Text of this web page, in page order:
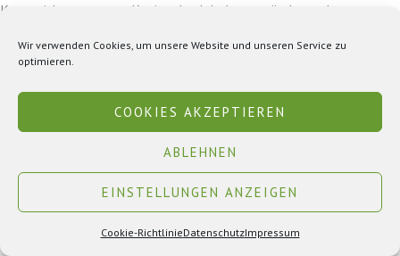
Wir verwenden Cookies, um unsere Website und unseren Service zu
optimieren.
COOKIES AKZEPTIEREN
ABLEHNEN
EINSTELLUNGEN ANZEIGEN
Cookie-RichtlinieDatenschutzImpressum
Kennzeichnungen von Kopien des Inhaltes zu ändern oder zu
© Hubertushütte | Goldsteintal 60, 65207 Wiesbaden